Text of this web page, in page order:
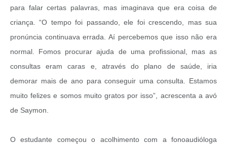
para falar certas palavras, mas imaginava que era coisa de
criança. “O tempo foi passando, ele foi crescendo, mas sua
pronúncia continuava errada. Aí percebemos que isso não era
normal. Fomos procurar ajuda de uma profissional, mas as
consultas eram caras e, através do plano de saúde, iria
demorar mais de ano para conseguir uma consulta. Estamos
muito felizes e somos muito gratos por isso”, acrescenta a avó
de Saymon.
O estudante começou o acolhimento com a fonoaudióloga